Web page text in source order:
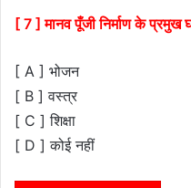
[ 7 ] मानव पूँजी निर्माण के प्रमुख
[ A ] भोजन
[ B ] वस्त्र
[ C ] शिक्षा
[ D ] कोई नहीं